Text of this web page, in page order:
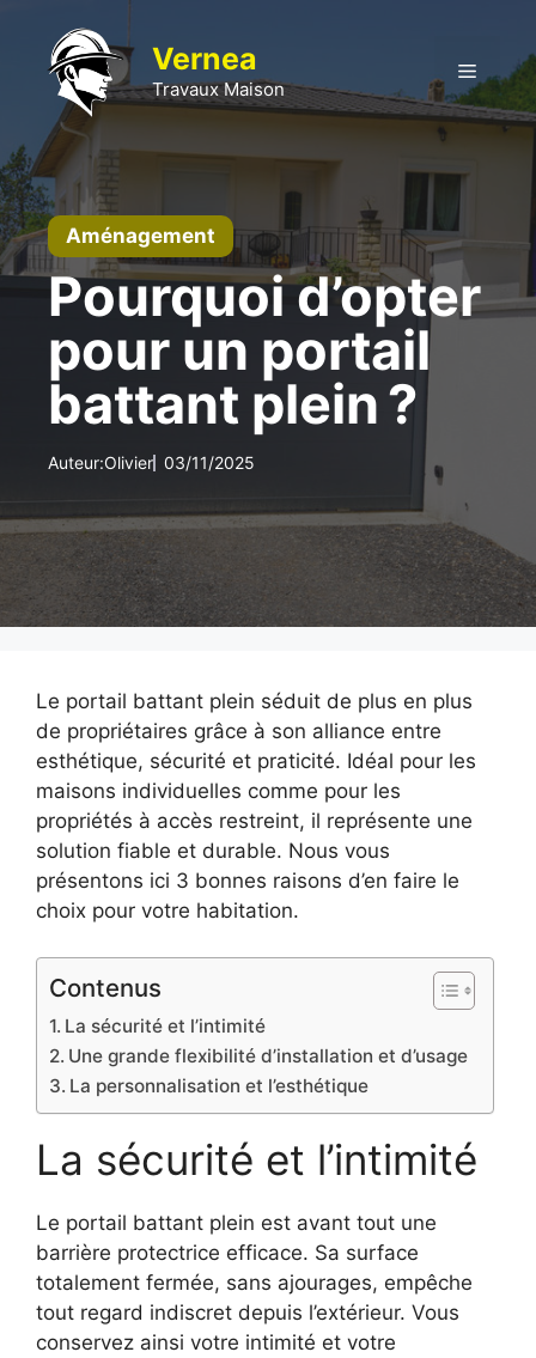
contenu
Vernea
Travaux Maison
Menu
Aménagement
Pourquoi d’opter
pour un portail
battant plein ?
Auteur:Olivier 03/11/2025
Le portail battant plein séduit de plus en plus
de propriétaires grâce à son alliance entre
esthétique, sécurité et praticité. Idéal pour les
maisons individuelles comme pour les
propriétés à accès restreint, il représente une
solution fiable et durable. Nous vous
présentons ici 3 bonnes raisons d’en faire le
choix pour votre habitation.
Contenus
La sécurité et l’intimité
Une grande flexibilité d’installation et d’usage
La personnalisation et l’esthétique
La sécurité et l’intimité
Le portail battant plein est avant tout une
barrière protectrice efficace. Sa surface
totalement fermée, sans ajourages, empêche
tout regard indiscret depuis l’extérieur. Vous
conservez ainsi votre intimité et votre